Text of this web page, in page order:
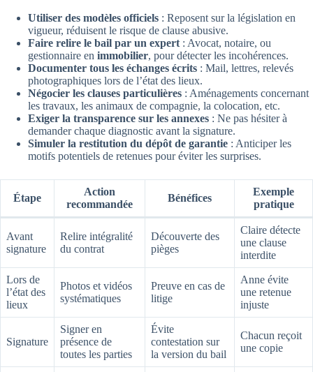
Utiliser des modèles officiels : Reposent sur la législation en
vigueur, réduisent le risque de clause abusive.
Faire relire le bail par un expert : Avocat, notaire, ou
gestionnaire en immobilier, pour détecter les incohérences.
Documenter tous les échanges écrits : Mail, lettres, relevés
photographiques lors de l’état des lieux.
Négocier les clauses particulières : Aménagements concernant
les travaux, les animaux de compagnie, la colocation, etc.
Exiger la transparence sur les annexes : Ne pas hésiter à
demander chaque diagnostic avant la signature.
Simuler la restitution du dépôt de garantie : Anticiper les
motifs potentiels de retenues pour éviter les surprises.
Étape
Action
recommandée
Bénéfices
Exemple
pratique
Avant
signature
Relire intégralité
du contrat
Découverte des
pièges
Claire détecte
une clause
interdite
Lors de
l’état des
lieux
Photos et vidéos
systématiques
Preuve en cas de
litige
Anne évite
une retenue
injuste
Signature
Signer en
présence de
toutes les parties
Évite
contestation sur
la version du bail
Chacun reçoit
une copie